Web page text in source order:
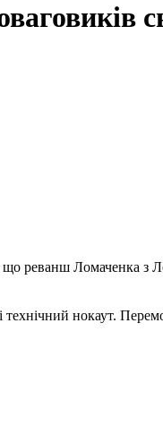
реванш Ломаченка з
нокаут.